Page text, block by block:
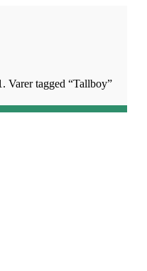
Varer tagged “Tallboy”